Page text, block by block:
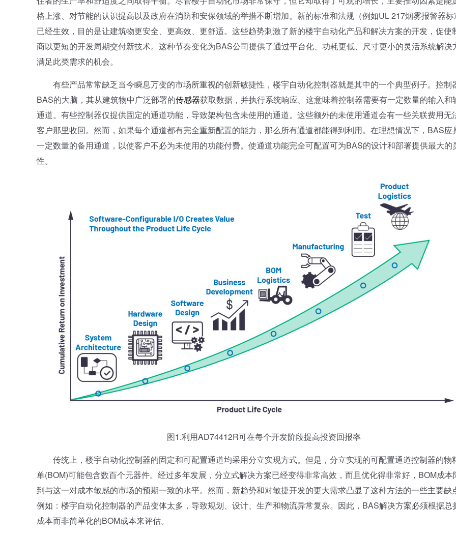
格上涨、对节能的认识提高以及政府在消防和安保领域的举措不断增加。新的标准和法规（例如UL 217烟雾报警器标
已经生效，目的是让建筑物更安全、更高效、更舒适。这些趋势刺激了新的楼宇自动化产品和解决方案的开发，促使
商以更短的开发周期交付新技术。这种节奏变化为BAS公司提供了通过平台化、功耗更低、尺寸更小的灵活系统解决
满足此类需求的机会。
有些产品常常缺乏当今瞬息万变的市场所重视的创新敏捷性，楼宇自动化控制器就是其中的一个典型例子。控制
BAS的大脑，其从建筑物中广泛部署的传感器获取数据，并执行系统响应。这意味着控制器需要有一定数量的输入和
通道。有些控制器仅提供固定的通道功能，导致架构包含未使用的通道。这些额外的未使用通道会有一些关联费用无
客户那里收回。然而，如果每个通道都有完全重新配置的能力，那么所有通道都能得到利用。在理想情况下，BAS应
一定数量的备用通道，以使客户不必为未使用的功能付费。使通道功能完全可配置可为BAS的设计和部署提供最大的
性。
图1.利用AD74412R可在每个开发阶段提高投资回报率
传统上，楼宇自动化控制器的固定和可配置通道均采用分立实现方式。但是，分立实现的可配置通道控制器的物
单(BOM)可能包含数百个元器件。经过多年发展，分立式解决方案已经变得非常高效，而且优化得非常好，BOM成本
到与这一对成本敏感的市场的预期一致的水平。然而，新趋势和对敏捷开发的更大需求凸显了这种方法的一些主要缺
例如：楼宇自动化控制器的产品变体太多，导致规划、设计、生产和物流异常复杂。因此，BAS解决方案必须根据总
成本而非简单化的BOM成本来评估。